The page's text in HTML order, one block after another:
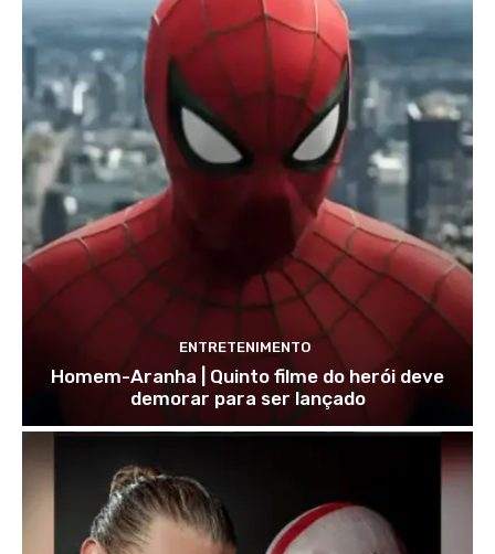
ENTRETENIMENTO
Homem-Aranha | Quinto filme do herói deve
demorar para ser lançado